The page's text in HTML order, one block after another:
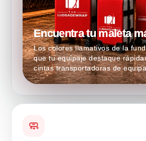
Encuentra tu maleta
Los colores llamativos de la
que tu equipaje destaque
cintas transportadoras de
🧼